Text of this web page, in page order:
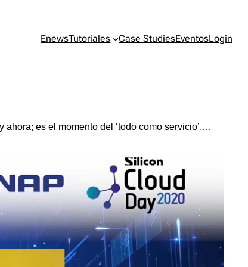
EnewsTutoriales Case StudiesEventosLogin
es el momento del ‘todo como servicio’.…